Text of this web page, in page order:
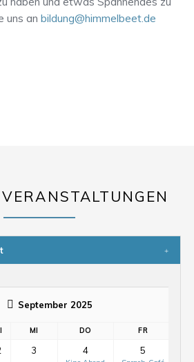
uns an bildung@himmelbeet.de
September 2025
MI DO FR
3 4 5